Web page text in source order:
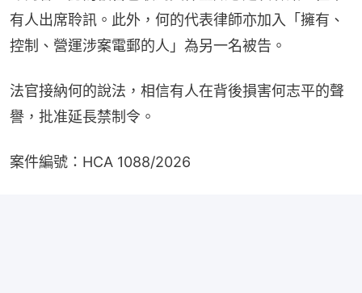
有人出席聆訊。此外，何的代表律師亦加入「擁有、
控制、營運涉案電郵的人」為另一名被告。
法官接納何的說法，相信有人在背後損害何志平的聲
譽，批准延長禁制令。
案件編號：HCA 1088/2026